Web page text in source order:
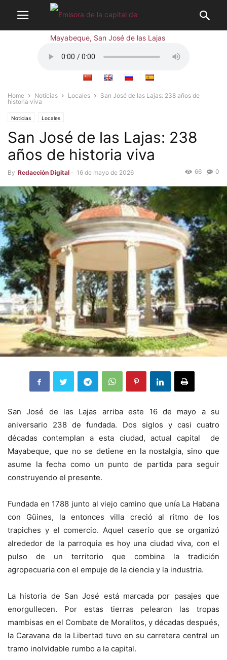
Home Noticias Locales
San José de las Lajas: 238 años de
historia viva
Noticias Locales
San José de las Lajas: 238
años de historia viva
By Redacción Digital - 16 de mayo de 2026 0
66
San José de las Lajas arriba este 16 de mayo a su
aniversario 238 de fundada. Dos siglos y casi cuatro
décadas contemplan a esta ciudad, actual capital de
Mayabeque, que no se detiene en la nostalgia, sino que
asume la fecha como un punto de partida para seguir
construyendo el presente.
Fundada en 1788 junto al viejo camino que unía La Habana
con Güines, la entonces villa creció al ritmo de los
trapiches y el comercio. Aquel caserío que se organizó
alrededor de la parroquia es hoy una ciudad viva, con el
pulso de un territorio que combina la tradición
agropecuaria con el empuje de la ciencia y la industria.
La historia de San José está marcada por pasajes que
enorgullecen. Por estas tierras pelearon las tropas
mambisas en el Combate de Moralitos, y décadas después,
la Caravana de la Libertad tuvo en su carretera central un
tramo inolvidable rumbo a la capital.